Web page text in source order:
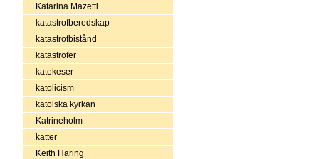
Katarina Mazetti
katastrofberedskap
katastrofbistånd
katastrofer
katekeser
katolicism
katolska kyrkan
Katrineholm
katter
Keith Haring